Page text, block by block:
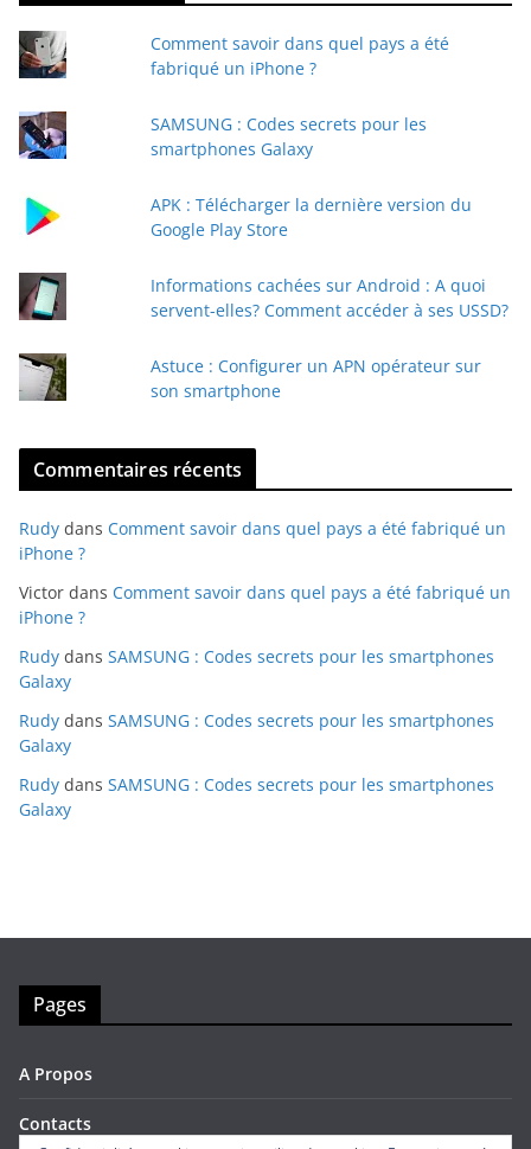
r
e
e
a
Comment savoir dans quel pays a été
fabriqué un iPhone ?
SAMSUNG : Codes secrets pour les
smartphones Galaxy
APK : Télécharger la dernière version du
Google Play Store
Informations cachées sur Android : A quoi
servent-elles? Comment accéder à ses USSD?
Astuce : Configurer un APN opérateur sur
son smartphone
Commentaires récents
Rudy dans Comment savoir dans quel pays a été fabriqué un
iPhone ?
Victor dans Comment savoir dans quel pays a été fabriqué un
iPhone ?
Rudy dans SAMSUNG : Codes secrets pour les smartphones
Galaxy
Rudy dans SAMSUNG : Codes secrets pour les smartphones
Galaxy
Rudy dans SAMSUNG : Codes secrets pour les smartphones
Galaxy
Pages
A Propos
Contacts